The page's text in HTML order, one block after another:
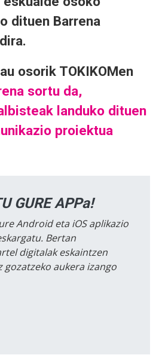
dituen Barrena
osorik TOKIKOMen
sortu da,
landuko dituen
proiektua
GURE APPa!
Android eta iOS aplikazio
Bertan
digitalak eskaintzen
gozatzeko aukera izango